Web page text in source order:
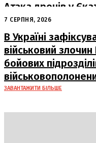
Атака дронів у
загорівся склад
7 СЕРПНЯ, 2026
В Україні
військовий злочин
бойових
ЗАВАНТАЖИТИ БІЛЬШЕ